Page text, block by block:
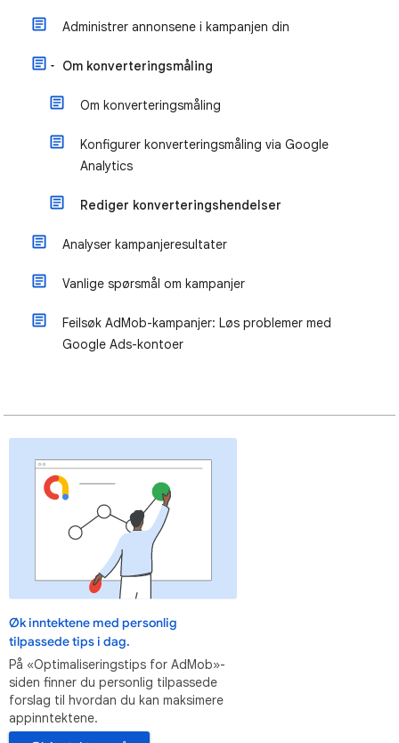
Administrer annonsene i kampanjen din
Om konverteringsmåling
Om konverteringsmåling
Konfigurer konverteringsmåling via Google
Analytics
Rediger konverteringshendelser
Analyser kampanjeresultater
Vanlige spørsmål om kampanjer
Feilsøk AdMob-kampanjer: Løs problemer med
Google Ads-kontoer
Øk inntektene med personlig
tilpassede tips i dag.
På «Optimaliseringstips for AdMob»-
siden finner du personlig tilpassede
forslag til hvordan du kan maksimere
appinntektene.